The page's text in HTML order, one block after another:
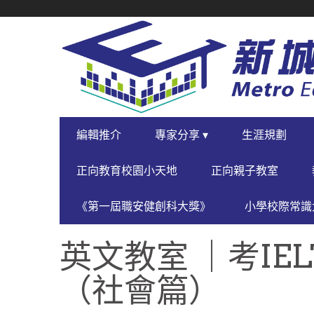
NAVIGATION
PRIMARY
NAVIGATION
編輯推介 專家分享 ▾ 生涯規劃
正向教育校園小天地 正向親子教室
《第一屆職安健創科大獎》 小學校際常
英文教室 ｜考
（社會篇）